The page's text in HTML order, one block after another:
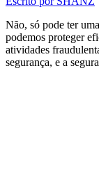
Não, só pode ter
podemos proteger
atividades
segurança, e a